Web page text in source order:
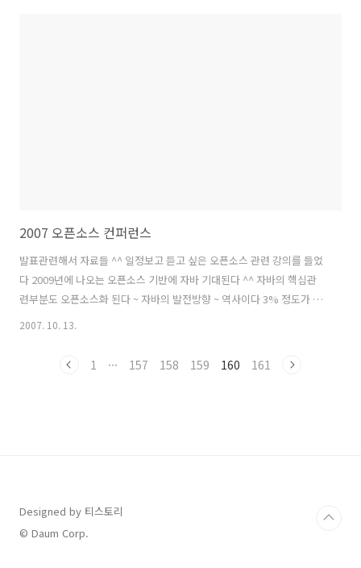
2007 오픈소스 컨퍼런스
발표관련해서 자료들 ^^ 일정보고 듣고 싶은 오픈소스 관련 강의를 들었
다 2009년에 나오는 오픈소스 기반에 자바 기대된다 ^^ 자바의 핵심관
련부분도 오픈소스화 된다 ~ 자바의 발전방향 ~ 역사이다 3% 정도가 아
파치서버나 등등에서의 법적인 문제가 걸린 소스들은 바이러리 방식으
일상에서도 공개했듯이~ 공개된 소스가 있어야 그에 맞는 소프트웨어를
2007. 10. 13.
1 ··· 157 158 159 160 161
Designed by 티스토리
© Daum Corp.